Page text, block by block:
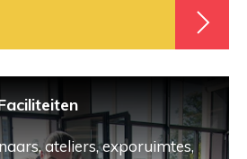
ateliers, exporuimtes,